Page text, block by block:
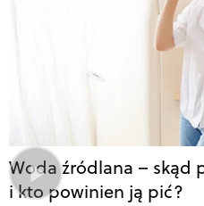
Woda źródlana – skąd
i kto powinien ją pić?